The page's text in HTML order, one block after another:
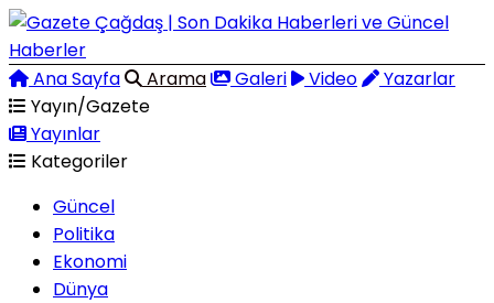
Ana Sayfa Arama Galeri Video
Yazarlar
Yayın/Gazete
Yayınlar
Kategoriler
Güncel
Politika
Ekonomi
Dünya